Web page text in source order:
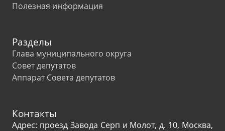
Полезная информация
Разделы
Глава муниципального округа
Совет депутатов
Аппарат Совета депутатов
Контакты
Адрес: проезд Завода Серп и Молот, д. 10, Москва,